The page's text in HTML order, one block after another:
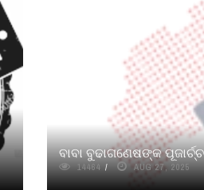
ବାବା ବୁଢାଗଣେଷଙ୍କ
14464 AUG 27, 2025